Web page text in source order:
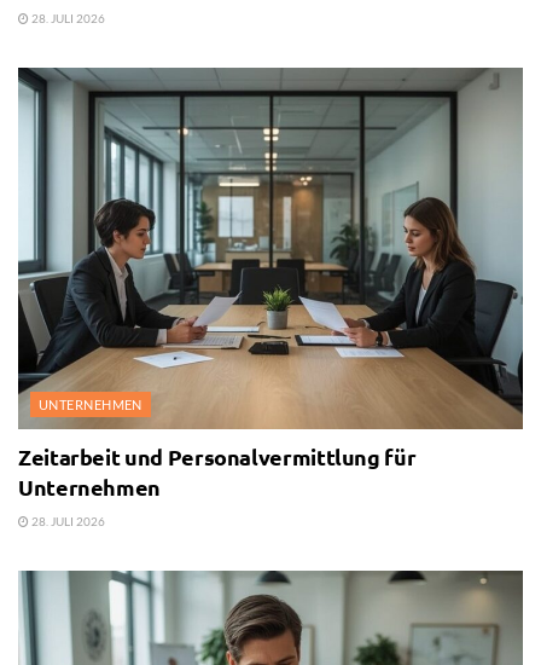
28. JULI 2026
UNTERNEHMEN
Zeitarbeit und Personalvermittlung für
Unternehmen
28. JULI 2026